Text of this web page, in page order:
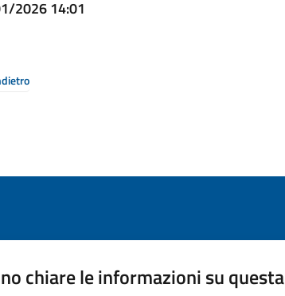
2026 14:01
chiare le informazioni su questa